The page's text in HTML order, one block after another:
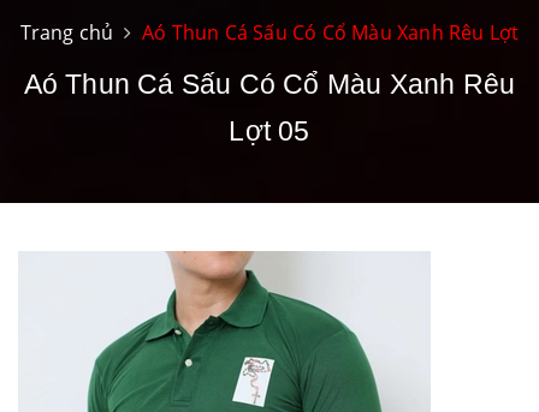
Trang chủ Aó Thun Cá Sấu Có Cổ Màu Xanh Rêu Lợt
Aó Thun Cá Sấu Có Cổ Màu Xanh Rêu
Lợt 05